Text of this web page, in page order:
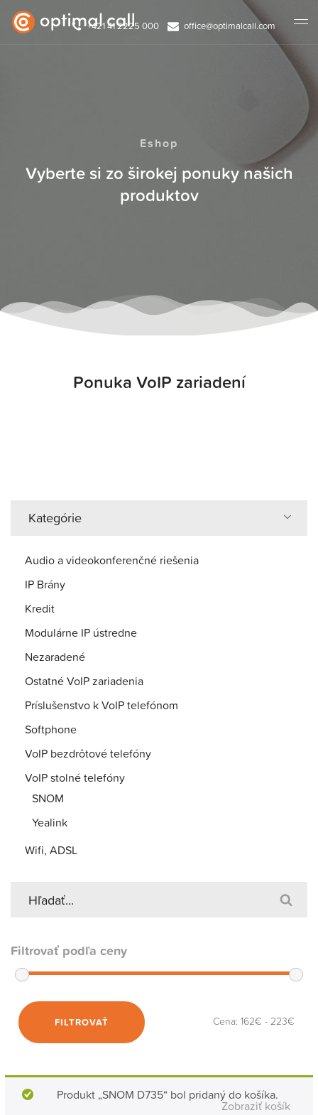
+421 41 2225 000 office@optimalcall.com
Eshop
Vyberte si zo širokej ponuky našich
produktov
Ponuka VoIP zariadení
Kategórie
Audio a videokonferenčné riešenia
IP Brány
Kredit
Modulárne IP ústredne
Nezaradené
Ostatné VoIP zariadenia
Príslušenstvo k VoIP telefónom
Softphone
VoIP bezdrôtové telefóny
VoIP stolné telefóny
SNOM
Yealink
Wifi, ADSL
Filtrovať podľa ceny
FILTROVAŤ Cena: 162€ - 223€
Produkt „SNOM D735“ bol pridaný do košíka.
Zobraziť košík